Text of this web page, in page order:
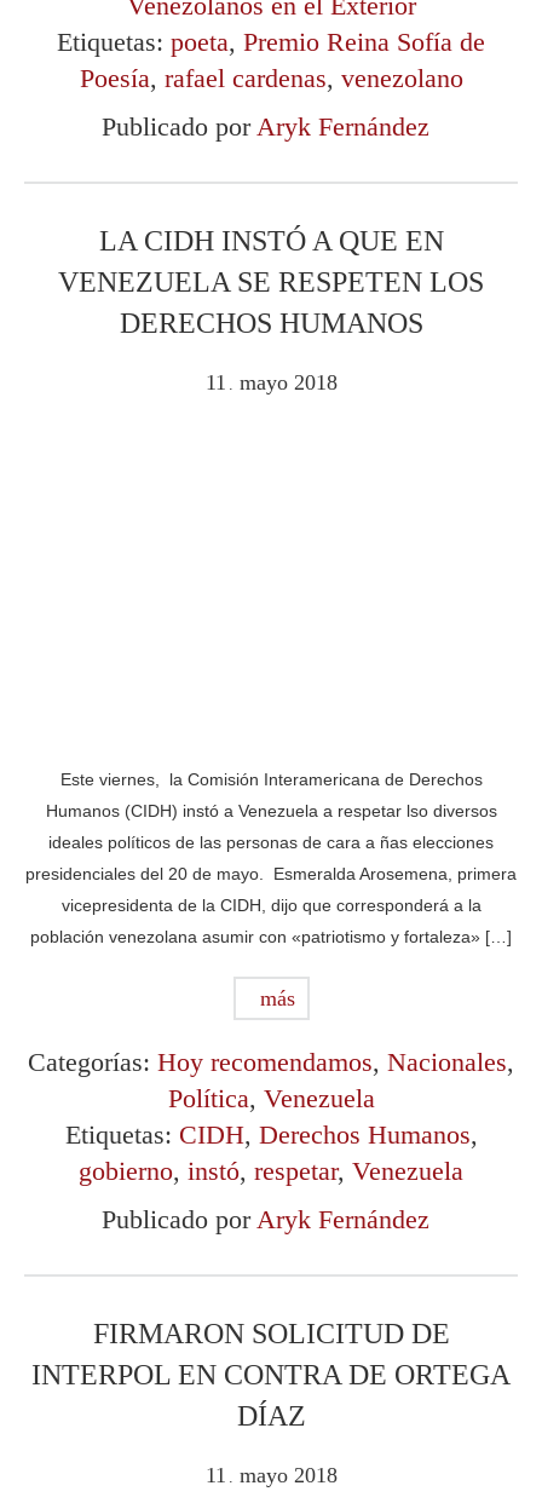
Etiquetas: poeta, Premio Reina Sofía de
Poesía, rafael cardenas, venezolano
Publicado porAryk Fernández
LA CIDH INSTÓ A QUE EN
VENEZUELA SE RESPETEN LOS
DERECHOS HUMANOS
11 . mayo 2018
Este viernes, la Comisión Interamericana de Derechos
Humanos (CIDH) instó a Venezuela a respetar lso diversos
ideales políticos de las personas de cara a ñas elecciones
presidenciales del 20 de mayo. Esmeralda Arosemena, primera
vicepresidenta de la CIDH, dijo que corresponderá a la
población venezolana asumir con «patriotismo y fortaleza» […]
más
Categorías: Hoy recomendamos, Nacionales,
Política, Venezuela
Etiquetas: CIDH, Derechos Humanos,
gobierno, instó, respetar, Venezuela
Publicado porAryk Fernández
FIRMARON SOLICITUD DE
INTERPOL EN CONTRA DE ORTEGA
DÍAZ
11 . mayo 2018